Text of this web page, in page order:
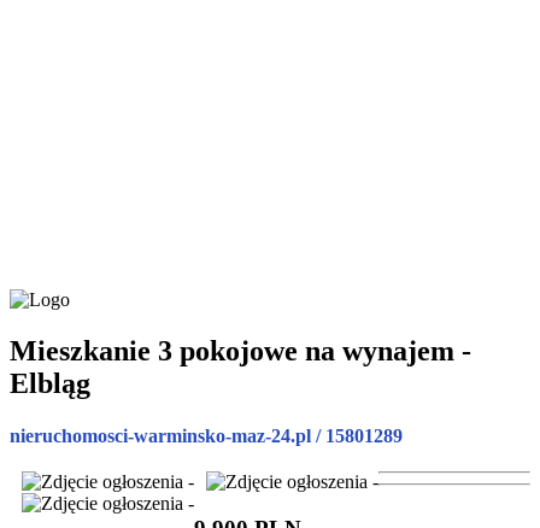
Mieszkanie 3 pokojowe na wynajem -
Elbląg
nieruchomosci-warminsko-maz-24.pl / 15801289